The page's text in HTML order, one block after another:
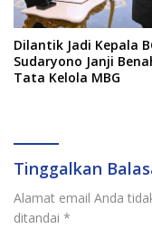
Dilantik Jadi Kepala
Sudaryono Janji
Tata Kelola MBG
Tinggalkan
Alamat email Anda
ditandai *